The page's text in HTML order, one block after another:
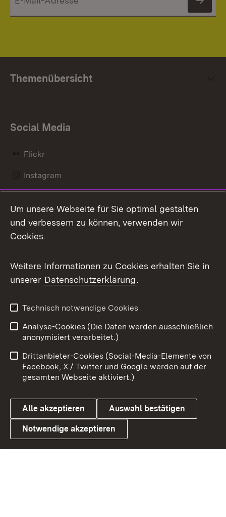
Themenübersicht
Social Media
Flickr
Instagram
Mastodon
Messenger
Social Wall
X / Twitter
Youtube
Link zum Landesportal
Benutzungshinweise
Barrierefreiheit
Datenschutz
Cookies
Um unsere Webseite für Sie optimal gestalten
und verbessern zu können, verwenden wir
Cookies.
Weitere Informationen zu Cookies erhalten Sie in
unserer Datenschutzerklärung.
Technisch notwendige Cookies
Analyse-Cookies (Die Daten werden ausschließlich
anonymisiert verarbeitet.)
Drittanbieter-Cookies (Social-Media-Elemente von
Facebook, X / Twitter und Google werden auf der
gesamten Webseite aktiviert.)
Alle akzeptieren Auswahl bestätigen
Notwendige akzeptieren